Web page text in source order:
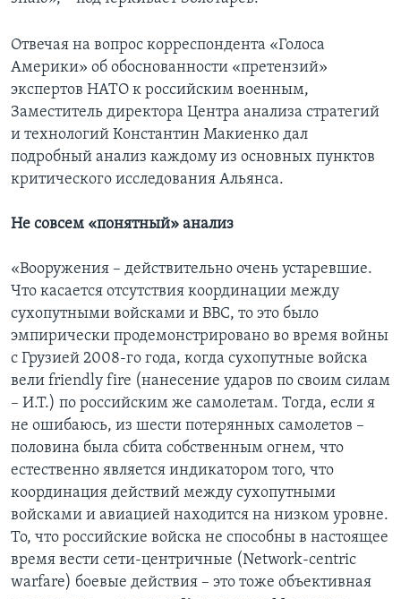
Отвечая на вопрос корреспондента «Голоса
Америки» об обоснованности «претензий»
экспертов НАТО к российским военным,
Заместитель директора Центра анализа стратегий
и технологий Константин Макиенко дал
подробный анализ каждому из основных пунктов
критического исследования Альянса.
Не совсем «понятный» анализ
«Вооружения – действительно очень устаревшие.
Что касается отсутствия координации между
сухопутными войсками и ВВС, то это было
эмпирически продемонстрировано во время войны
с Грузией 2008-го года, когда сухопутные войска
вели friendly fire (нанесение ударов по своим силам
– И.Т.) по российским же самолетам. Тогда, если я
не ошибаюсь, из шести потерянных самолетов –
половина была сбита собственным огнем, что
естественно является индикатором того, что
координация действий между сухопутными
войсками и авиацией находится на низком уровне.
То, что российские войска не способны в настоящее
время вести сети-центричные (Network-centric
warfare) боевые действия – это тоже объективная